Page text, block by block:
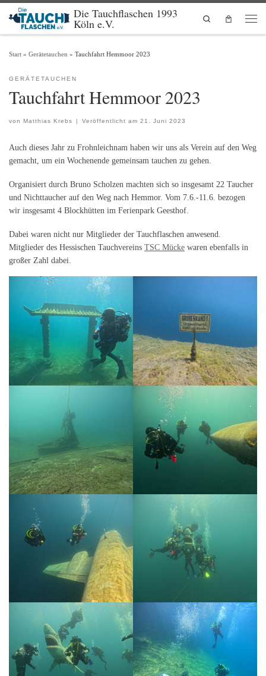
Zum Inhalt springenDie Tauchflaschen 1993
Köln e.V.
Search
Start » Gerätetauchen » Tauchfahrt Hemmoor 2023
GERÄTETAUCHEN
Tauchfahrt Hemmoor 2023
von Matthias Krebs Veröffentlicht am21. Juni 2023
Auch dieses Jahr zu Frohnleichnam haben wir uns als Verein auf den Weg
gemacht, um ein Wochenende gemeinsam tauchen zu gehen.
Organisiert durch Bruno Scholzen machten sich so insgesamt 22 Taucher
und Nichttaucher auf den Weg nach Hemmor. Vom 7.6.-11.6. bezogen
wir insgesamt 4 Blockhütten im Ferienpark Geesthof.
Dabei waren nicht nur Mitglieder der Tauchflaschen anwesend.
Mitglieder des Hessischen Tauchvereins TSC Mücke waren ebenfalls in
großer Zahl dabei.